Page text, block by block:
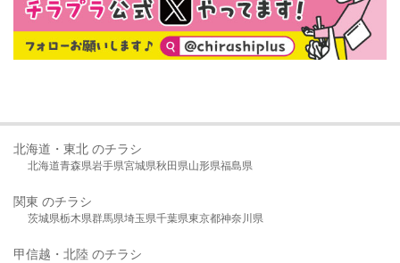
北海道・東北 のチラシ
北海道青森県岩手県宮城県秋田県山形県福島県
関東 のチラシ
茨城県栃木県群馬県埼玉県千葉県東京都神奈川県
甲信越・北陸 のチラシ